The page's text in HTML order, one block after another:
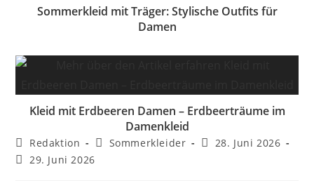
Sommerkleid mit Träger: Stylische Outfits für
Damen
Kleid mit Erdbeeren Damen – Erdbeerträume im
Damenkleid
Beitrags-
Autor:
Redaktion
Beitrags-
Sommerkleider
Beitrag
28. Juni 2026
Beitrag
29. Juni 2026